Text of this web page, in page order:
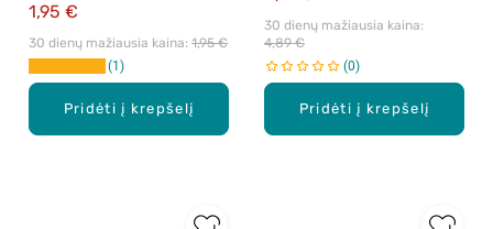
Pridėti į krepšelį
1,95 €
30 dienų mažiausia kaina: 1,95 €
1
Pridėti į krepšelį
30 dienų mažiausia kaina:
4,89 €
0